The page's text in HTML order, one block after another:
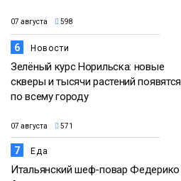
07 августа 598
6 Новости
Зелёный курс Норильска: новые
скверы и тысячи растений появятся
по всему городу
07 августа 571
7 Еда
Итальянский шеф-повар Федерико